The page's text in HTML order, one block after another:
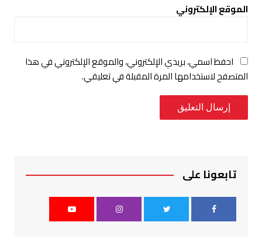
الموقع الإلكتروني
احفظ اسمي، بريدي الإلكتروني، والموقع الإلكتروني في هذا
المتصفح لاستخدامها المرة المقبلة في تعليقي.
تابعونا على